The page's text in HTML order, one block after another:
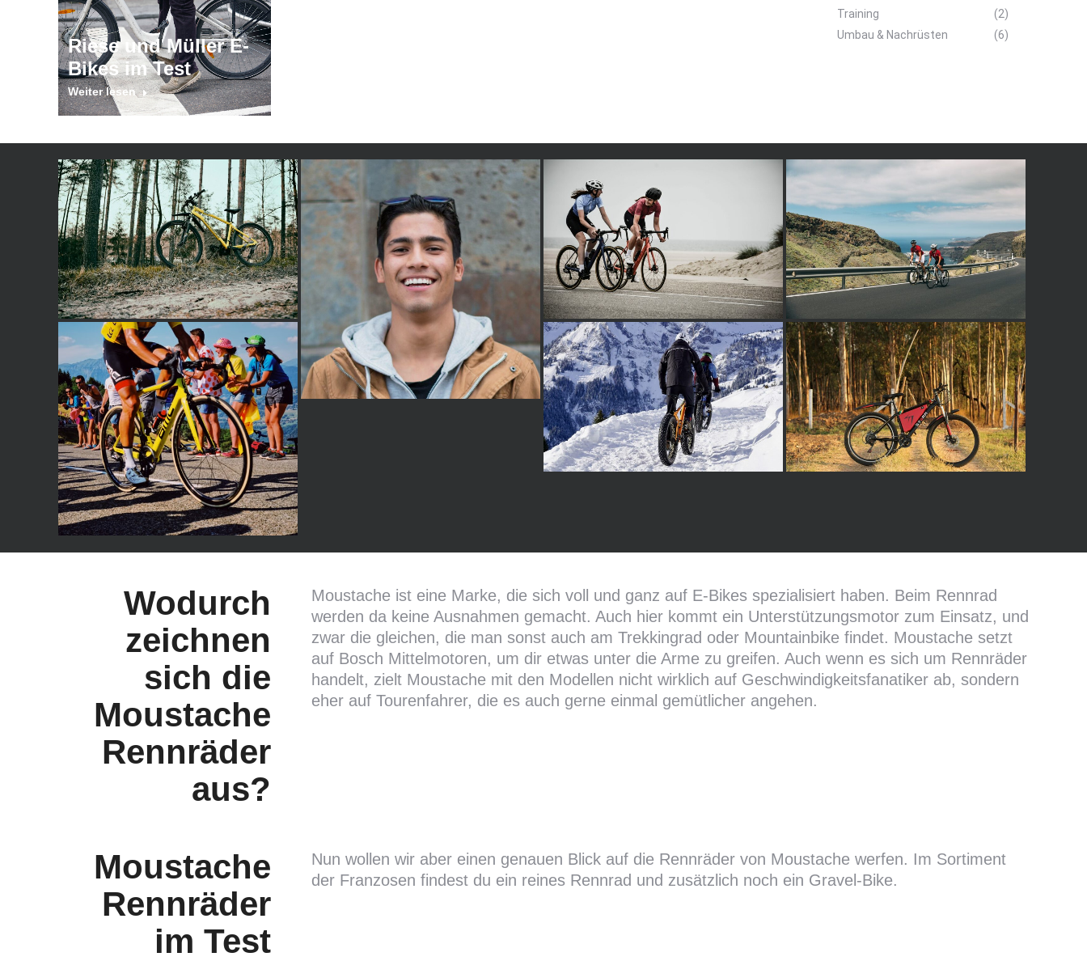
Riese und Müller E-
Bikes im Test
Weiter lesen
Training
(2)
Umbau & Nachrüsten
(6)
Wodurch
zeichnen
sich die
Moustache
Rennräder
aus?
Moustache ist eine Marke, die sich voll und ganz auf E-Bikes spezialisiert haben. Beim Rennrad
werden da keine Ausnahmen gemacht. Auch hier kommt ein Unterstützungsmotor zum Einsatz, und
zwar die gleichen, die man sonst auch am Trekkingrad oder Mountainbike findet. Moustache setzt
auf Bosch Mittelmotoren, um dir etwas unter die Arme zu greifen. Auch wenn es sich um Rennräder
handelt, zielt Moustache mit den Modellen nicht wirklich auf Geschwindigkeitsfanatiker ab, sondern
eher auf Tourenfahrer, die es auch gerne einmal gemütlicher angehen.
Moustache
Rennräder
im Test
Nun wollen wir aber einen genauen Blick auf die Rennräder von Moustache werfen. Im Sortiment
der Franzosen findest du ein reines Rennrad und zusätzlich noch ein Gravel-Bike.